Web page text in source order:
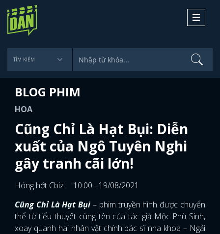
Toggle
BLOG PHIM
HOA
Cũng Chỉ Là Hạt Bụi: Diễn
xuất của Ngô Tuyên Nghi
gây tranh cãi lớn!
Hóng hớt Cbiz
10:00 - 19/08/2021
Cũng Chỉ Là Hạt Bụi – phim truyền hình được chuyển
thể từ tiểu thuyết cùng tên của tác giả Mộc Phù Sinh,
xoay quanh hai nhân vật chính bác sĩ nha khoa – Ngải